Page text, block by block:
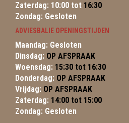
Zaterdag: 10:00 tot 16:30
Zondag: Gesloten
ADVIESBALIE OPENINGSTIJDEN
Maandag: Gesloten
Dinsdag: OP AFSPRAAK
Woensdag: 15:30 tot 16:30
Donderdag: OP AFSPRAAK
Vrijdag: OP AFSPRAAK
Zaterdag: 14:00 tot 15:00
Zondag: Gesloten